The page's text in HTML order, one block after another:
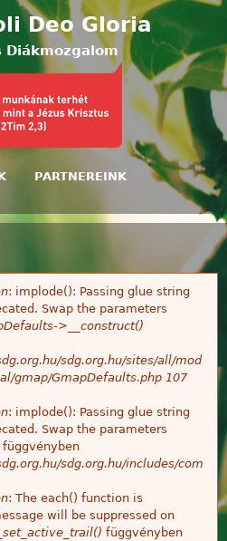
tartalomra
Deo Gloria
Diákmozgalom
PARTNEREINK
: implode(): Passing glue string
Swap the parameters
>__construct()
sdg.org.hu/sites/all/mod
gmap/GmapDefaults.php 107
: implode(): Passing glue string
Swap the parameters
függvényben
sdg.org.hu/includes/com
: The each() function is
will be suppressed on
függvényben